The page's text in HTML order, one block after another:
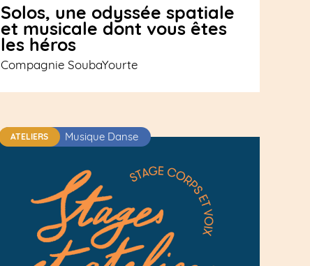
Solos, une odyssée spatiale
et musicale dont vous êtes
les héros
Compagnie SoubaYourte
ATELIERS Musique Danse